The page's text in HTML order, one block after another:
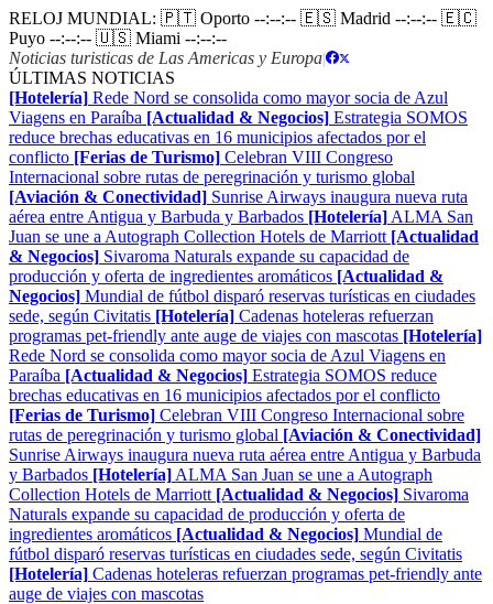
RELOJ MUNDIAL: 🇵🇹 Oporto --:--:-- 🇪🇸 Madrid --:--:-- 🇪🇨
Puyo --:--:-- 🇺🇸 Miami --:--:--
Noticias turisticas de Las Americas y Europa|
ÚLTIMAS NOTICIAS
[Hotelería] Rede Nord se consolida como mayor socia de Azul
Viagens en Paraíba [Actualidad & Negocios] Estrategia SOMOS
reduce brechas educativas en 16 municipios afectados por el
conflicto [Ferias de Turismo] Celebran VIII Congreso
Internacional sobre rutas de peregrinación y turismo global
[Aviación & Conectividad] Sunrise Airways inaugura nueva ruta
aérea entre Antigua y Barbuda y Barbados [Hotelería] ALMA San
Juan se une a Autograph Collection Hotels de Marriott [Actualidad
& Negocios] Sivaroma Naturals expande su capacidad de
producción y oferta de ingredientes aromáticos [Actualidad &
Negocios] Mundial de fútbol disparó reservas turísticas en ciudades
sede, según Civitatis [Hotelería] Cadenas hoteleras refuerzan
programas pet-friendly ante auge de viajes con mascotas [Hotelería]
Rede Nord se consolida como mayor socia de Azul Viagens en
Paraíba [Actualidad & Negocios] Estrategia SOMOS reduce
brechas educativas en 16 municipios afectados por el conflicto
[Ferias de Turismo] Celebran VIII Congreso Internacional sobre
rutas de peregrinación y turismo global [Aviación & Conectividad]
Sunrise Airways inaugura nueva ruta aérea entre Antigua y Barbuda
y Barbados [Hotelería] ALMA San Juan se une a Autograph
Collection Hotels de Marriott [Actualidad & Negocios] Sivaroma
Naturals expande su capacidad de producción y oferta de
ingredientes aromáticos [Actualidad & Negocios] Mundial de
fútbol disparó reservas turísticas en ciudades sede, según Civitatis
[Hotelería] Cadenas hoteleras refuerzan programas pet-friendly ante
auge de viajes con mascotas